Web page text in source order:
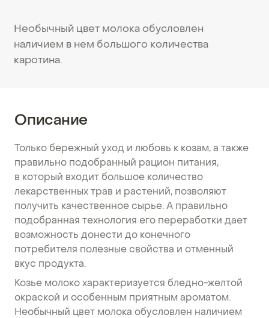
Необычный цвет молока обусловлен
наличием в нем большого количества
каротина.
Описание
Только бережный уход и любовь к козам, а также
правильно подобранный рацион питания,
в который входит большое количество
лекарственных трав и растений, позволяют
получить качественное сырье. А правильно
подобранная технология его переработки дает
возможность донести до конечного
потребителя полезные свойства и отменный
вкус продукта.
Козье молоко характеризуется бледно-желтой
окраской и особенным приятным ароматом.
Необычный цвет молока обусловлен наличием